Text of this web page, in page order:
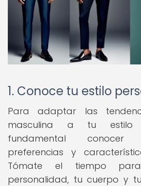
1. Conoce tu estilo
Para adaptar las
masculina a tu estilo
fundamental
preferencias y
Tómate el tiempo
personalidad, tu cuerpo y